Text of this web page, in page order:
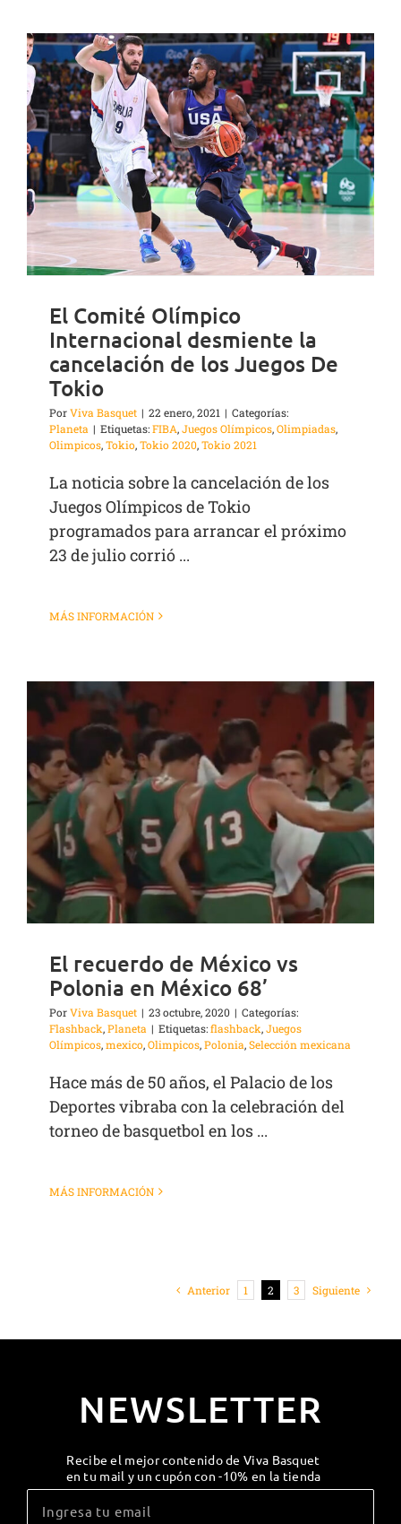
El Comité Olímpico
Internacional desmiente la
cancelación de los Juegos De
Tokio
PorViva Basquet | 22 enero, 2021 | Categorías:
Planeta | Etiquetas:FIBA,Juegos Olímpicos,Olimpiadas,
Olimpicos,Tokio,Tokio 2020,Tokio 2021
La noticia sobre la cancelación de los
Juegos Olímpicos de Tokio
programados para arrancar el próximo
23 de julio corrió ...
MÁS INFORMACIÓN
El recuerdo de México vs
Polonia en México 68’
PorViva Basquet | 23 octubre, 2020 | Categorías:
Flashback,Planeta | Etiquetas:flashback,Juegos
Olímpicos,mexico,Olimpicos,Polonia,Selección mexicana
Hace más de 50 años, el Palacio de los
Deportes vibraba con la celebración del
torneo de basquetbol en los ...
MÁS INFORMACIÓN
Anterior 1 2 3 Siguiente
NEWSLETTER
Recibe el mejor contenido de Viva Basquet
en tu mail y un cupón con -10% en la tienda